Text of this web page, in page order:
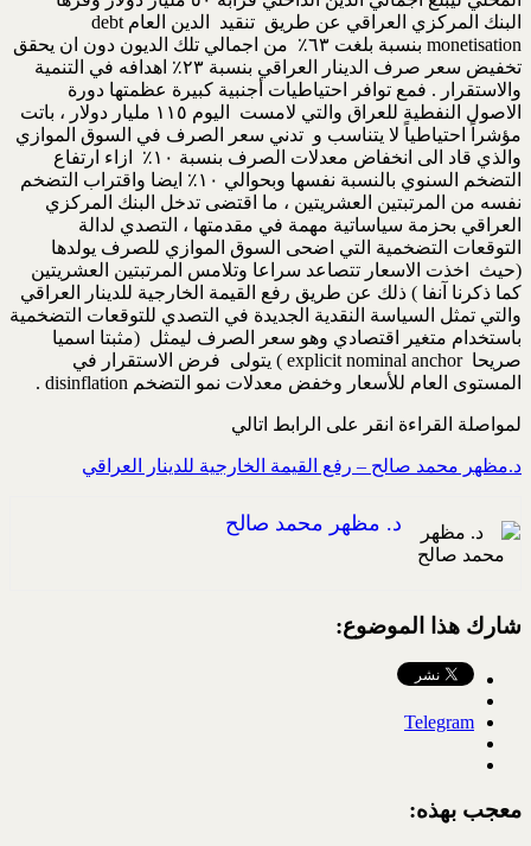
البنك المركزي العراقي عن طريق تنقيد الدين العام debt
monetisation بنسبة بلغت ٦٣٪؜ من اجمالي تلك الديون دون ان يحقق
تخفيض سعر صرف الدينار العراقي بنسبة ٢٣٪؜ اهدافه في التنمية
والاستقرار . فمع توافر احتياطيات أجنبية كبيرة عظمتها دورة
الاصول النفطية للعراق والتي لامست اليوم ١١٥ مليار دولار ، باتت
مؤشراً احتياطياً لا يتناسب و تدني سعر الصرف في السوق الموازي
والذي قاد الى انخفاض معدلات الصرف بنسبة ١٠٪؜ ازاء ارتفاع
التضخم السنوي بالنسبة نفسها وبحوالي ١٠٪؜ ايضا واقتراب التضخم
نفسه من المرتبتين العشريتين ، ما اقتضى تدخل البنك المركزي
العراقي بحزمة سياساتية مهمة في مقدمتها ، التصدي لدالة
التوقعات التضخمية التي اضحى السوق الموازي للصرف يولدها
(حيث اخذت الاسعار تتصاعد سراعا وتلامس المرتبتين العشريتين
كما ذكرنا آنفا ) ذلك عن طريق رفع القيمة الخارجية للدينار العراقي
والتي تمثل السياسة النقدية الجديدة في التصدي للتوقعات التضخمية
باستخدام متغير اقتصادي وهو سعر الصرف ليمثل (مثبتا اسميا
صريحا explicit nominal anchor ) يتولى فرض الاستقرار في
المستوى العام للأسعار وخفض معدلات نمو التضخم disinflation .
لمواصلة القراءة انقر على الرابط اتالي
د.مظهر محمد صالح – رفع القيمة الخارجية للدينار العراقي
د. مظهر محمد صالح
شارك هذا الموضوع:
Telegram
معجب بهذه: